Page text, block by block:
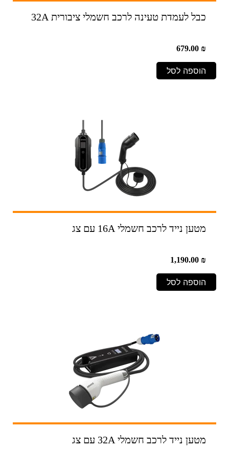
כבל לעמדת טעינה לרכב חשמלי ציבורית 32A
679.00₪
הוספה לסל
מטען נייד לרכב חשמלי 16A עם צג
1,190.00₪
הוספה לסל
מטען נייד לרכב חשמלי 32A עם צג